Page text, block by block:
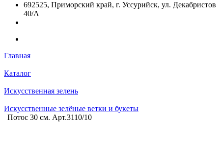
692525, Приморский край, г. Уссурийск, ул. Декабристов
40/А
Главная
Каталог
Искусственная зелень
Искусственные зелёные ветки и букеты
Потос 30 см. Арт.3110/10